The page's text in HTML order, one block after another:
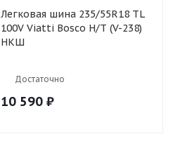
Легковая шина 235/55R18 TL
100V Viatti Bosco H/T (V-238)
НКШ
Достаточно
10 590 ₽